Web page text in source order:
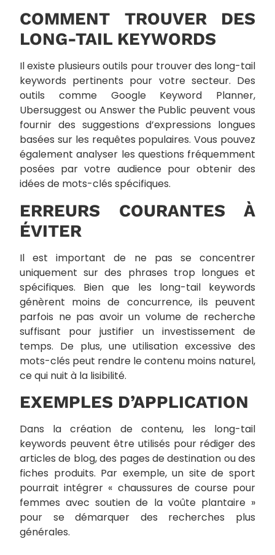
COMMENT TROUVER DES
LONG-TAIL KEYWORDS
Il existe plusieurs outils pour trouver des long-tail
keywords pertinents pour votre secteur. Des
outils comme Google Keyword Planner,
Ubersuggest ou Answer the Public peuvent vous
fournir des suggestions d’expressions longues
basées sur les requêtes populaires. Vous pouvez
également analyser les questions fréquemment
posées par votre audience pour obtenir des
idées de mots-clés spécifiques.
ERREURS COURANTES À
ÉVITER
Il est important de ne pas se concentrer
uniquement sur des phrases trop longues et
spécifiques. Bien que les long-tail keywords
génèrent moins de concurrence, ils peuvent
parfois ne pas avoir un volume de recherche
suffisant pour justifier un investissement de
temps. De plus, une utilisation excessive des
mots-clés peut rendre le contenu moins naturel,
ce qui nuit à la lisibilité.
EXEMPLES D’APPLICATION
Dans la création de contenu, les long-tail
keywords peuvent être utilisés pour rédiger des
articles de blog, des pages de destination ou des
fiches produits. Par exemple, un site de sport
pourrait intégrer « chaussures de course pour
femmes avec soutien de la voûte plantaire »
pour se démarquer des recherches plus
générales.